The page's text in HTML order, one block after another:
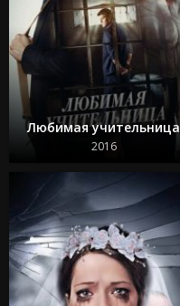
Любимая учительница
2016